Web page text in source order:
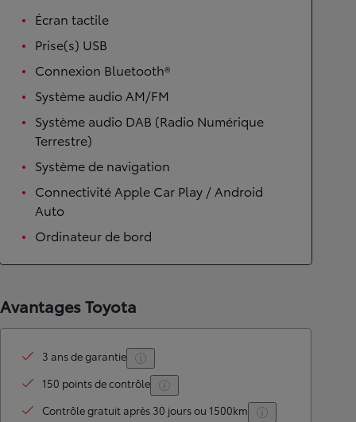
Écran tactile
Prise(s) USB
Connexion Bluetooth®
Système audio AM/FM
Système audio DAB (Radio Numérique
Terrestre)
Système de navigation
Connectivité Apple Car Play / Android
Auto
Ordinateur de bord
Avantages Toyota
3 ans de garantie
150 points de contrôle
Contrôle gratuit après 30 jours ou 1500km